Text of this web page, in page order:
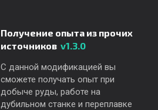
Получение опыта из прочих
источников v1.3.0
С данной модификацией вы
сможете получать опыт при
добыче руды, работе на
дубильном станке и переплавке